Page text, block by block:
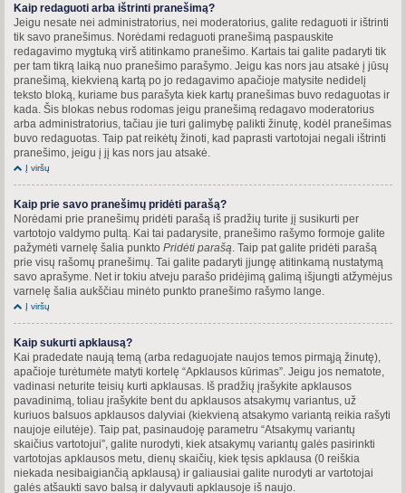
Kaip redaguoti arba ištrinti pranešimą?
Jeigu nesate nei administratorius, nei moderatorius, galite redaguoti ir ištrinti
tik savo pranešimus. Norėdami redaguoti pranešimą paspauskite
redagavimo mygtuką virš atitinkamo pranešimo. Kartais tai galite padaryti tik
per tam tikrą laiką nuo pranešimo parašymo. Jeigu kas nors jau atsakė į jūsų
pranešimą, kiekvieną kartą po jo redagavimo apačioje matysite nedidelį
teksto bloką, kuriame bus parašyta kiek kartų pranešimas buvo redaguotas ir
kada. Šis blokas nebus rodomas jeigu pranešimą redagavo moderatorius
arba administratorius, tačiau jie turi galimybę palikti žinutę, kodėl pranešimas
buvo redaguotas. Taip pat reikėtų žinoti, kad paprasti vartotojai negali ištrinti
pranešimo, jeigu į jį kas nors jau atsakė.
Į viršų
Kaip prie savo pranešimų pridėti parašą?
Norėdami prie pranešimų pridėti parašą iš pradžių turite jį susikurti per
vartotojo valdymo pultą. Kai tai padarysite, pranešimo rašymo formoje galite
pažymėti varnelę šalia punkto Pridėti parašą . Taip pat galite pridėti parašą
prie visų rašomų pranešimų. Tai galite padaryti įjungę atitinkamą nustatymą
savo aprašyme. Net ir tokiu atveju parašo pridėjimą galimą išjungti atžymėjus
varnelę šalia aukščiau minėto punkto pranešimo rašymo lange.
Į viršų
Kaip sukurti apklausą?
Kai pradedate naują temą (arba redaguojate naujos temos pirmąją žinutę),
apačioje turėtumėte matyti kortelę “Apklausos kūrimas”. Jeigu jos nematote,
vadinasi neturite teisių kurti apklausas. Iš pradžių įrašykite apklausos
pavadinimą, toliau įrašykite bent du apklausos atsakymų variantus, už
kuriuos balsuos apklausos dalyviai (kiekvieną atsakymo variantą reikia rašyti
naujoje eilutėje). Taip pat, pasinaudoję parametru “Atsakymų variantų
skaičius vartotojui”, galite nurodyti, kiek atsakymų variantų galės pasirinkti
vartotojas apklausos metu, dienų skaičių, kiek tęsis apklausa (0 reiškia
niekada nesibaigiančią apklausą) ir galiausiai galite nurodyti ar vartotojai
galės atšaukti savo balsą ir dalyvauti apklausoje iš naujo.